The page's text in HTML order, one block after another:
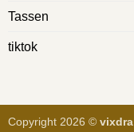
Tassen
tiktok
Copyright 2026 © vixdra